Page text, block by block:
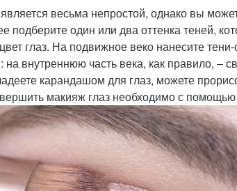
весьма непростой, однако вы
один или два оттенка теней,
глаз. На подвижное веко нанесите
на внутреннюю часть века, как правило, –
карандашом для глаз, можете
макияж глаз необходимо с